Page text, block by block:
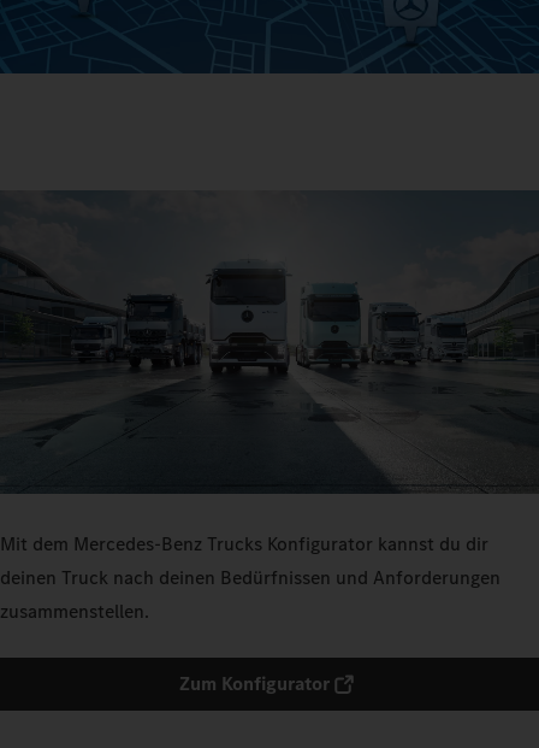
Mit dem Mercedes‑Benz Trucks Konfigurator kannst du dir
deinen Truck nach deinen Bedürfnissen und Anforderungen
zusammenstellen.
Zum Konfigurator